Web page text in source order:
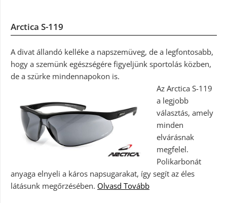
Arctica S-119
A divat állandó kelléke a napszemüveg, de a legfontosabb,
hogy a szemünk egészségére figyeljünk sportolás közben,
de a szürke mindennapokon is.
Az Arctica S-119
a legjobb
választás, amely
minden
elvárásnak
megfelel.
Polikarbonát
anyaga elnyeli a káros napsugarakat, így segít az éles
látásunk megőrzésében. Olvasd Tovább